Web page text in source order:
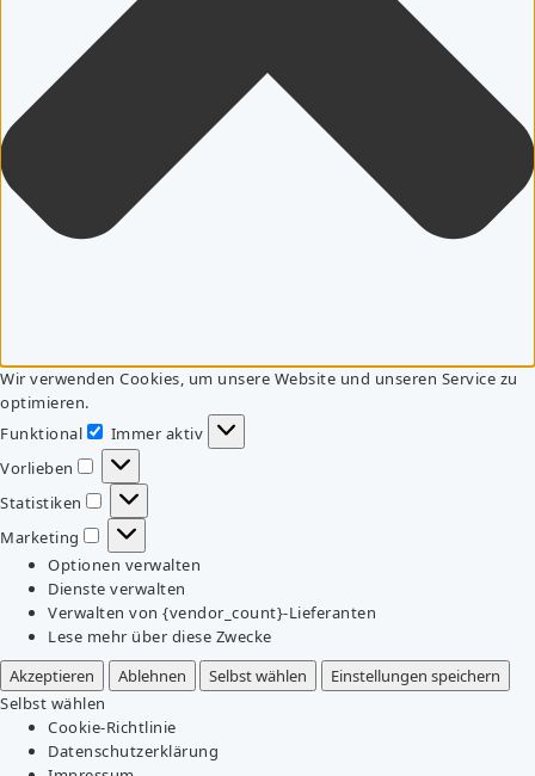
Wir verwenden Cookies, um unsere Website und unseren Service zu
optimieren.
Funktional
Funktional
Immer aktiv
Vorlieben
Vorlieben
Statistiken
Statistiken
Marketing
Marketing
Optionen verwalten
Dienste verwalten
Verwalten von {vendor_count}-Lieferanten
Lese mehr über diese Zwecke
Akzeptieren
Ablehnen Selbst wählen
Einstellungen speichern
Selbst wählen
Cookie-Richtlinie
Datenschutzerklärung